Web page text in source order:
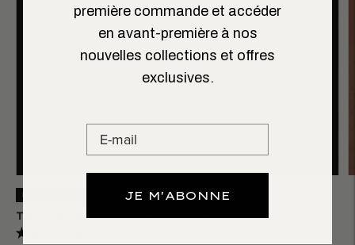
LAST CHANCE
TROUSSE DE TOILETTE ROSA
première commande et accéder
en avant-première à nos
nouvelles collections et offres
exclusives.
JE M'ABONNE